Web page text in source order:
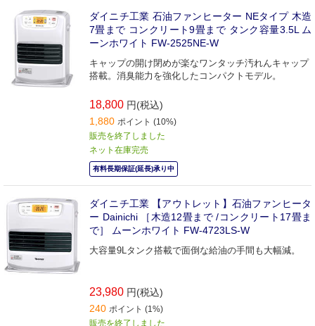
ダイニチ工業 石油ファンヒーター NEタイプ 木造
7畳まで コンクリート9畳まで タンク容量3.5L ム
ーンホワイト FW-2525NE-W
キャップの開け閉めが楽なワンタッチ汚れんキャップ
搭載。消臭能力を強化したコンパクトモデル。
18,800 円(税込)
1,880 ポイント (10%)
販売を終了しました
ネット在庫完売
有料長期保証(延長)承り中
ダイニチ工業 【アウトレット】石油ファンヒータ
ー Dainichi ［木造12畳まで /コンクリート17畳ま
で］ ムーンホワイト FW-4723LS-W
大容量9Lタンク搭載で面倒な給油の手間も大幅減。
23,980 円(税込)
240 ポイント (1%)
販売を終了しました